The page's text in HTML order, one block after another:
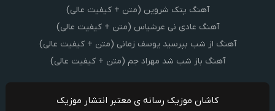
آهنگ پتک شروین (متن + کیفیت عالی)
آهنگ عادی نی عرشیاس (متن + کیفیت عالی)
آهنگ از شب بپرسید یوسف زمانی (متن + کیفیت عالی)
آهنگ باز شب شد مهراد جم (متن + کیفیت عالی)
کاشان موزیک رسانه ی معتبر انتشار موزیک